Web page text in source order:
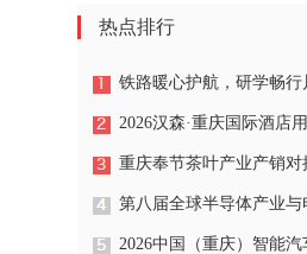
热点排行
铁路暖心护航，研学畅行
2026汉森·重庆国际酒店
览会今开幕
重庆奉节茶叶产业产销
在南坪举行
第八届全球半导体产业
庆）博览会今在渝隆重开
2026中国（重庆）智能